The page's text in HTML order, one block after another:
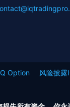
Option 风险披